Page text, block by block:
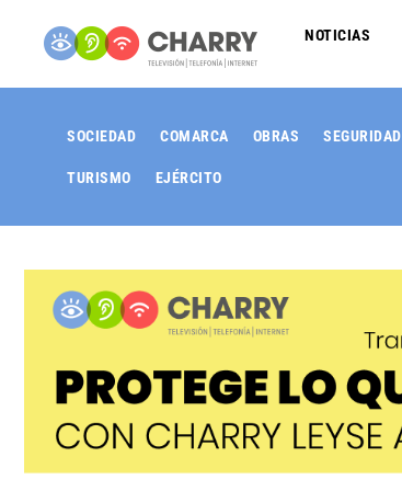
NOTICIAS
SOCIEDAD COMARCA OBRAS SEGURIDAD
TURISMO EJÉRCITO